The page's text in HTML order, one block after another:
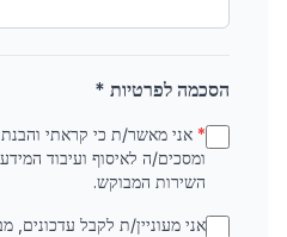
הסכמה לפרטיות *
* אני מאשר/ת כי קראתי
ומסכים/ה לאיסוף ועיבוד
השירות המבוקש.
אני מעוניין/ת לקבל עדכונים,